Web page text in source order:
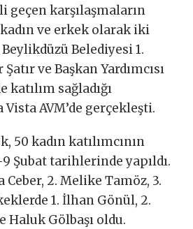
geçen karşılaşmaların
ve erkek olarak iki
Belediyesi 1.
ve Başkan Yardımcısı
katılım sağladığı
AVM’de gerçekleşti.
50 kadın katılımcının
Şubat tarihlerinde yapıldı.
Ceber, 2. Melike Tamöz, 3.
1. İlhan Gönül, 2.
Haluk Gölbaşı oldu.